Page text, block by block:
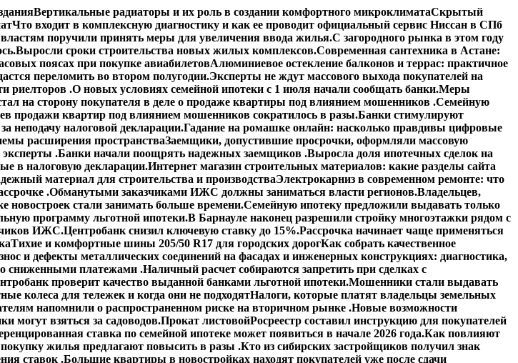
Вертикальные радиаторы и их роль в создании комфортного микроклиматаСкрытый
Что входит в комплексную диагностику и как ее проводит официальный сервис Ниссан в СПб
поручили принять меры для увеличения ввода жилья.С загородного рынка в этом году
Выросли сроки строительства новых жилых комплексов.Современная сантехника в Астане:
поясах при покупке авиабилетовАлюминиевое остекление балконов и террас: практичное
переломить во втором полугодии.Эксперты не ждут массового выхода покупателей на
риелторов .О новых условиях семейной ипотеки с 1 июля начали сообщать банки.Меры
на сторону покупателя в деле о продаже квартиры под влиянием мошенников .Семейную
продажи квартир под влиянием мошенников сократилось в разы.Банки стимулируют
неподачу налоговой декларации.Гадание на ромашке онлайн: насколько правдивы цифровые
расширения пространстваЗаемщики, допустившие просрочки, оформляли массовую
эксперты .Банки начали поощрять надежных заемщиков .Выросла доля ипотечных сделок на
в налоговую декларации.Интернет магазин строительных материалов: какие разделы сайта
материал для строительства и производстваЭлектрокарниз в современном ремонте: что
.Обманутыми заказчиками ИЖС должны заниматься власти регионов.Владельцев,
новостроек стали занимать больше времени.Семейную ипотеку предложили выдавать только
программу льготной ипотеки.В Барнауле наконец разрешили стройку многоэтажки рядом с
ИЖС.Центробанк снизил ключевую ставку до 15%.Рассрочка начинает чаще применяться
Тихие и комфортные шины 205/50 R17 для городских дорогКак собрать качественное
и дефекты металлических соединений на фасадах и инженерных конструкциях: диагностика,
сниженными платежами .Наличный расчет собираются запретить при сделках с
проверит качество выданной банками льготной ипотеки.Мошенники стали выдавать
колеса для тележек и когда они не подходятНалоги, которые платят владельцы земельных
напомнили о распространенном риске на вторичном рынке .Новые возможности
могут взяться за садоводов.Прокат листовойРосреестр составил инструкцию для покупателей
ставка по семейной ипотеке может появиться в начале 2026 года.Как повлияют
жилья предлагают повысить в разы .Кто из сибирских застройщиков получил знак
ставок .Большие квартиры в новостройках находят покупателей уже после сдачи